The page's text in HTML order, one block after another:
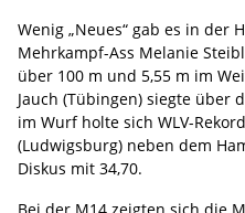
Wenig „Neues“ gab es in der
Mehrkampf-Ass Melanie
über 100 m und 5,55 m im
Jauch (Tübingen) siegte über
im Wurf holte sich WLV-
(Ludwigsburg) neben dem
Diskus mit 34,70.